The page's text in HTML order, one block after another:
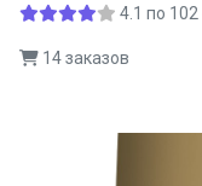
4.1 по 102
14 заказов